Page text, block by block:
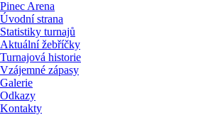
Pinec Arena
Úvodní strana
Statistiky turnajů
Aktuální žebříčky
Turnajová historie
Vzájemné zápasy
Galerie
Odkazy
Kontakty